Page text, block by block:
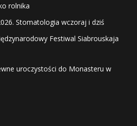
rolnika
Stomatologia wczoraj i dziś
Festiwal Siabrouskaja
uroczystości do Monasteru w